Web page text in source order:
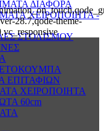
ΔΙΑΦΟΡΑ
ΧΕΙΡΟΠΟΙΗΤΑ -
ΣΤΟΛΙΣΜΟΥ
ΕΠΙΤΑΦΙΩΝ
ΧΕΙΡΟΠΟΙΗΤΑ
60cm
28.7,qode-theme-